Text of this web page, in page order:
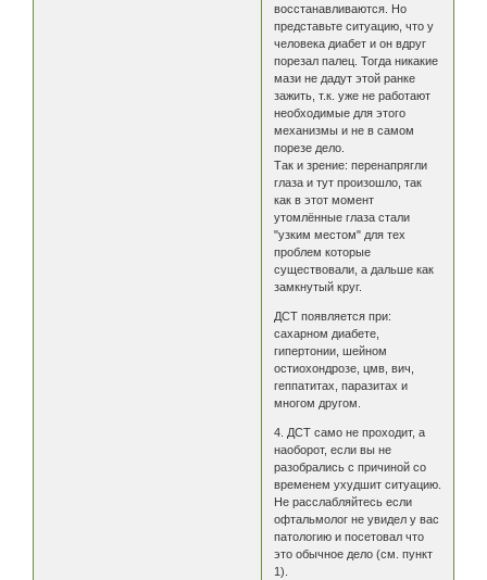
восстанавливаются. Но
представьте ситуацию, что у
человека диабет и он вдруг
порезал палец. Тогда никакие
мази не дадут этой ранке
зажить, т.к. уже не работают
необходимые для этого
механизмы и не в самом
порезе дело.
Так и зрение: перенапрягли
глаза и тут произошло, так
как в этот момент
утомлённые глаза стали
"узким местом" для тех
проблем которые
существовали, а дальше как
замкнутый круг.
ДСТ появляется при:
сахарном диабете,
гипертонии, шейном
остиохондрозе, цмв, вич,
геппатитах, паразитах и
многом другом.
4. ДСТ само не проходит, а
наоборот, если вы не
разобрались с причиной со
временем ухудшит ситуацию.
Не расслабляйтесь если
офтальмолог не увидел у вас
патологию и посетовал что
это обычное дело (см. пункт
1).